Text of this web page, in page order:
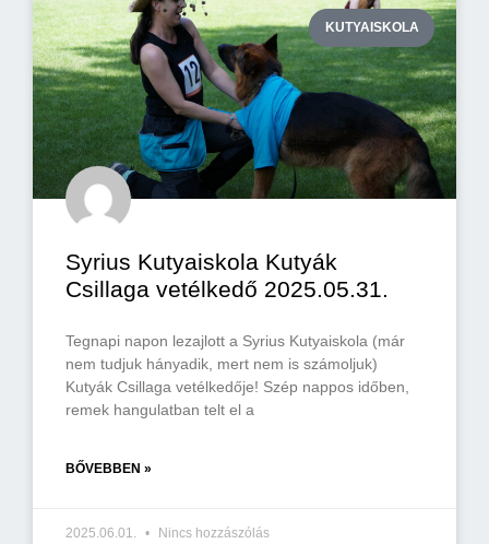
KUTYAISKOLA
Syrius Kutyaiskola Kutyák
Csillaga vetélkedő 2025.05.31.
Tegnapi napon lezajlott a Syrius Kutyaiskola (már
nem tudjuk hányadik, mert nem is számoljuk)
Kutyák Csillaga vetélkedője! Szép nappos időben,
remek hangulatban telt el a
BŐVEBBEN »
2025.06.01. Nincs hozzászólás